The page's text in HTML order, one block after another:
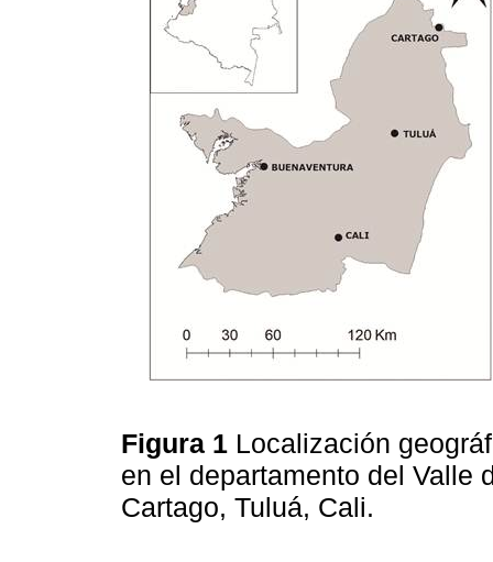
Figura 1 Localización
en el departamento del Valle
Cartago, Tuluá, Cali.